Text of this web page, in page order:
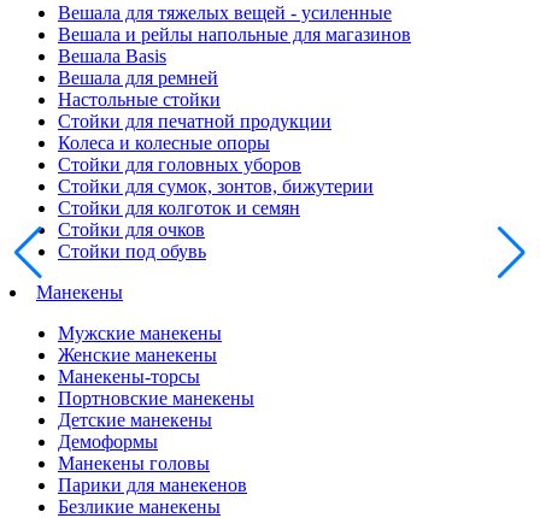
Вешала для тяжелых вещей - усиленные
Вешала и рейлы напольные для магазинов
Вешала Basis
Вешала для ремней
Настольные стойки
Стойки для печатной продукции
Колеса и колесные опоры
Стойки для головных уборов
Стойки для сумок, зонтов, бижутерии
Стойки для колготок и семян
Стойки для очков
Стойки под обувь
Манекены
Мужские манекены
Женские манекены
Манекены-торсы
Портновские манекены
Детские манекены
Демоформы
Манекены головы
Парики для манекенов
Безликие манекены